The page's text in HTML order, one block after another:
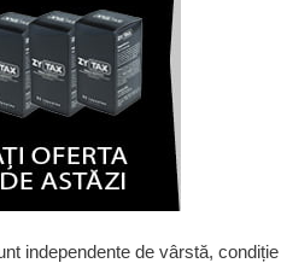
independente de vârstă,